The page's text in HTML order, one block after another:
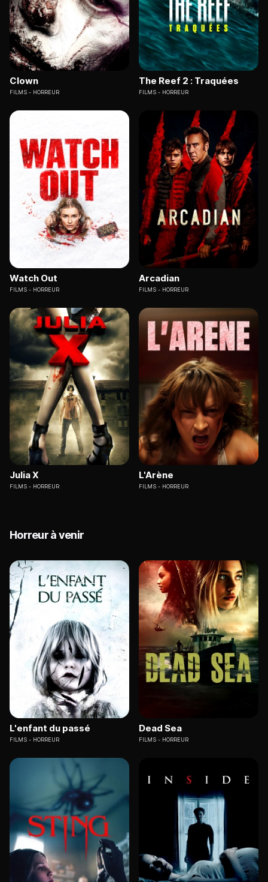
Clown
FILMS HORREUR
The Reef 2 : Traquées
FILMS HORREUR
Watch Out
FILMS HORREUR
Arcadian
FILMS HORREUR
Julia X
FILMS HORREUR
L'Arène
FILMS HORREUR
Horreur à venir
L'enfant du passé
FILMS HORREUR
Dead Sea
FILMS HORREUR